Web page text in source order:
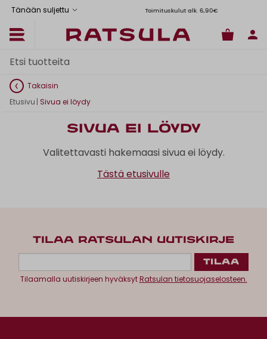
Tänään suljettu Toimituskulut alk. 6,90€
Takaisin
Etusivu | Sivua ei löydy
Sivua ei löydy
Valitettavasti hakemaasi sivua ei löydy.
Tästä etusivulle
TILAA RATSULAN UUTISKIRJE
Tilaamalla uutiskirjeen hyväksytRatsulan tietosuojaselosteen.